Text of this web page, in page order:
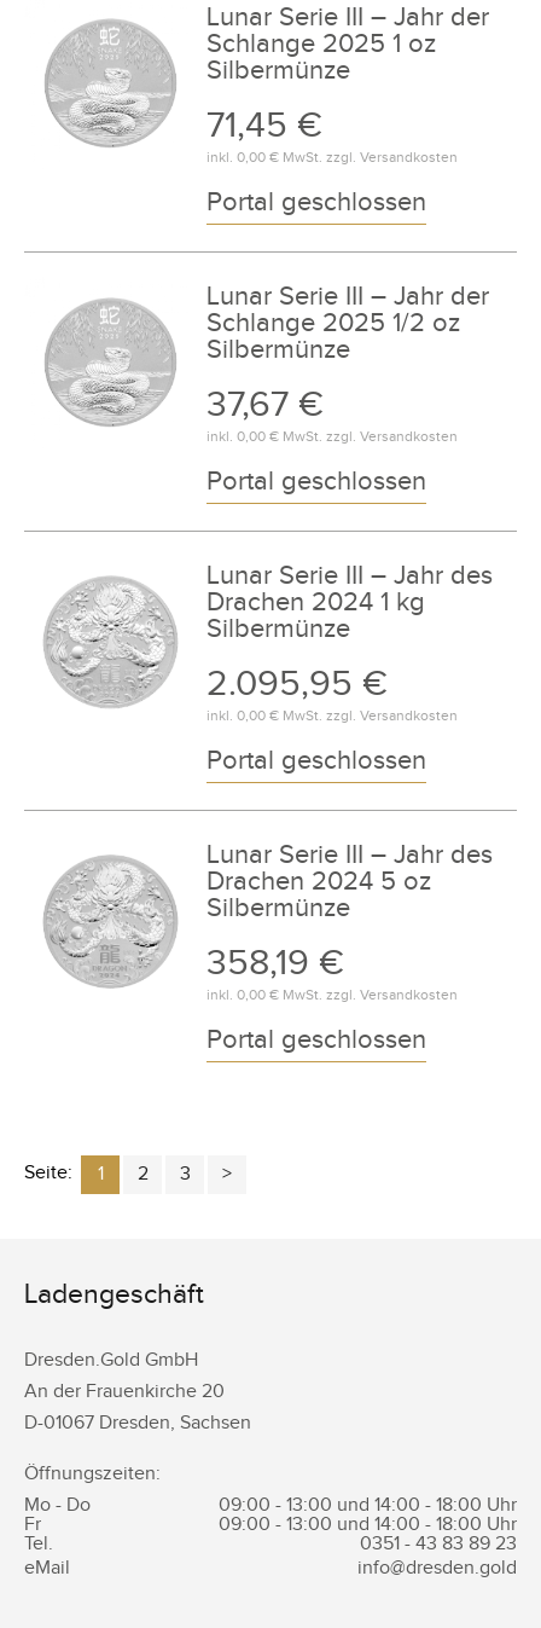
Lunar Serie III – Jahr der
Schlange 2025 1 oz
Silbermünze
71,45 €
inkl. 0,00 €MwSt. zzgl. Versandkosten
Portal geschlossen
Lunar Serie III – Jahr der
Schlange 2025 1/2 oz
Silbermünze
37,67 €
inkl. 0,00 €MwSt. zzgl. Versandkosten
Portal geschlossen
Lunar Serie III – Jahr des
Drachen 2024 1 kg
Silbermünze
2.095,95 €
inkl. 0,00 €MwSt. zzgl. Versandkosten
Portal geschlossen
Lunar Serie III – Jahr des
Drachen 2024 5 oz
Silbermünze
358,19 €
inkl. 0,00 €MwSt. zzgl. Versandkosten
Portal geschlossen
Seite: 1 2 3
Ladengeschäft
Dresden.Gold GmbH
An der Frauenkirche 20
D-01067 Dresden, Sachsen
Öffnungszeiten:
Mo - Do
09:00 - 13:00 und 14:00 - 18:00 Uhr
Fr
09:00 - 13:00 und 14:00 - 18:00 Uhr
Tel.
0351 - 43 83 89 23
eMail
info@dresden.gold